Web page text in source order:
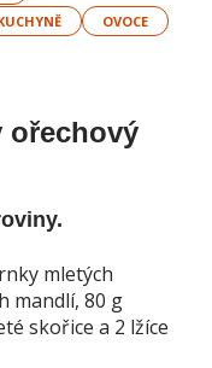
OVOCE
ořechový
mletých
mandlí, 80 g
skořice a 2 lžíce